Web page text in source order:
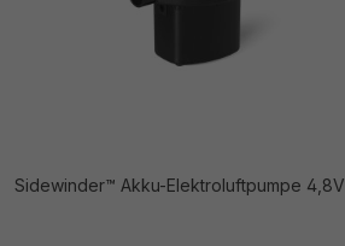
Sidewinder™ Akku-Elektroluftpumpe 4,8V